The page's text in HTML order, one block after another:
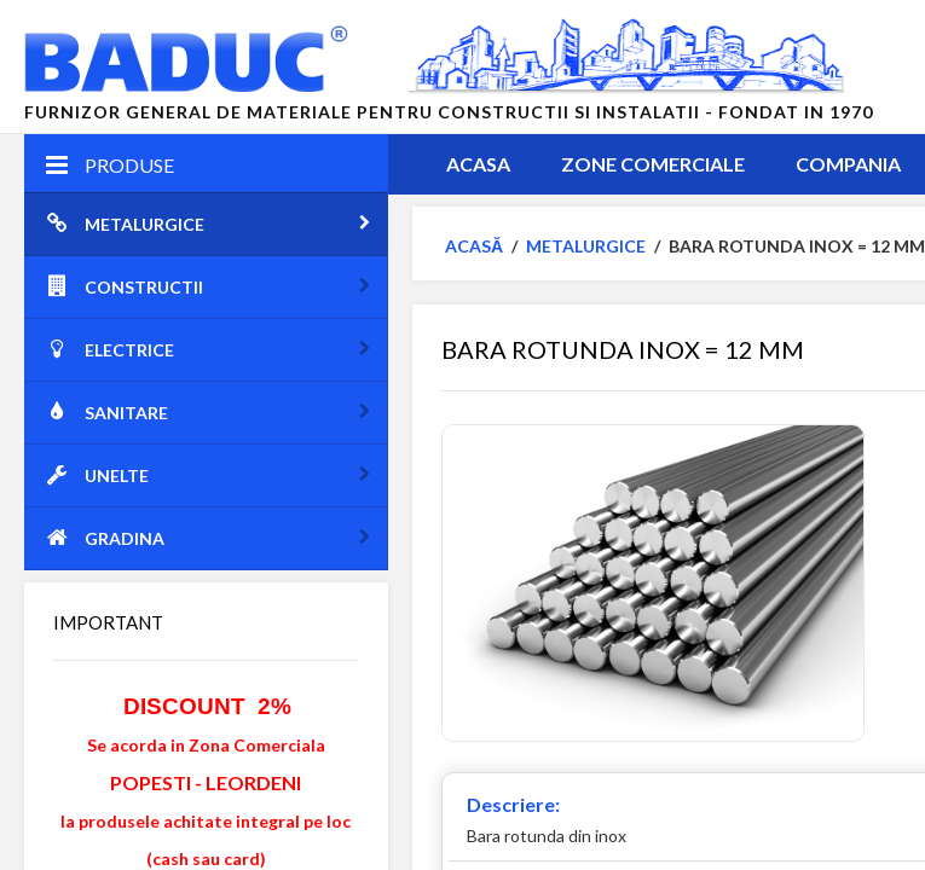
FURNIZOR GENERAL DE MATERIALE PENTRU CONSTRUCTII SI INSTALATII - FONDAT IN 1970
PRODUSE
METALURGICE
CONSTRUCTII
ELECTRICE
SANITARE
UNELTE
GRADINA
IMPORTANT
DISCOUNT 2%
Se acorda in Zona Comerciala
POPESTI - LEORDENI
la produsele achitate integral pe loc
(cash sau card)
ACASA ZONE COMERCIALE COMPANIA
ACASĂ / METALURGICE / BARA ROTUNDA INOX = 12 MM
BARA ROTUNDA INOX = 12 MM
Descriere:
Bara rotunda din inox